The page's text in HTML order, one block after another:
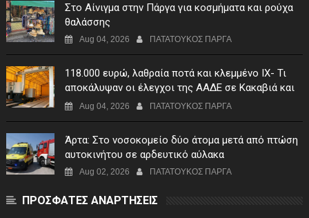
Στο Αίνιγμα στην Πάργα για κοσμήματα και ρούχα
θαλάσσης
Aug 04, 2026 ΠΑΤΑΤΟΥΚΟΣ ΠΑΡΓΑ
118.000 ευρώ, λαθραία ποτά και κλεμμένο ΙΧ- Τι
αποκάλυψαν οι έλεγχοι της ΑΑΔΕ σε Κακαβιά και
Μαυρομάτι
Aug 04, 2026 ΠΑΤΑΤΟΥΚΟΣ ΠΑΡΓΑ
Άρτα: Στο νοσοκομείο δύο άτομα μετά από πτώση
αυτοκινήτου σε αρδευτικό αύλακα
Aug 02, 2026 ΠΑΤΑΤΟΥΚΟΣ ΠΑΡΓΑ
ΠΡΟΣΦΑΤΕΣ ΑΝΑΡΤΗΣΕΙΣ